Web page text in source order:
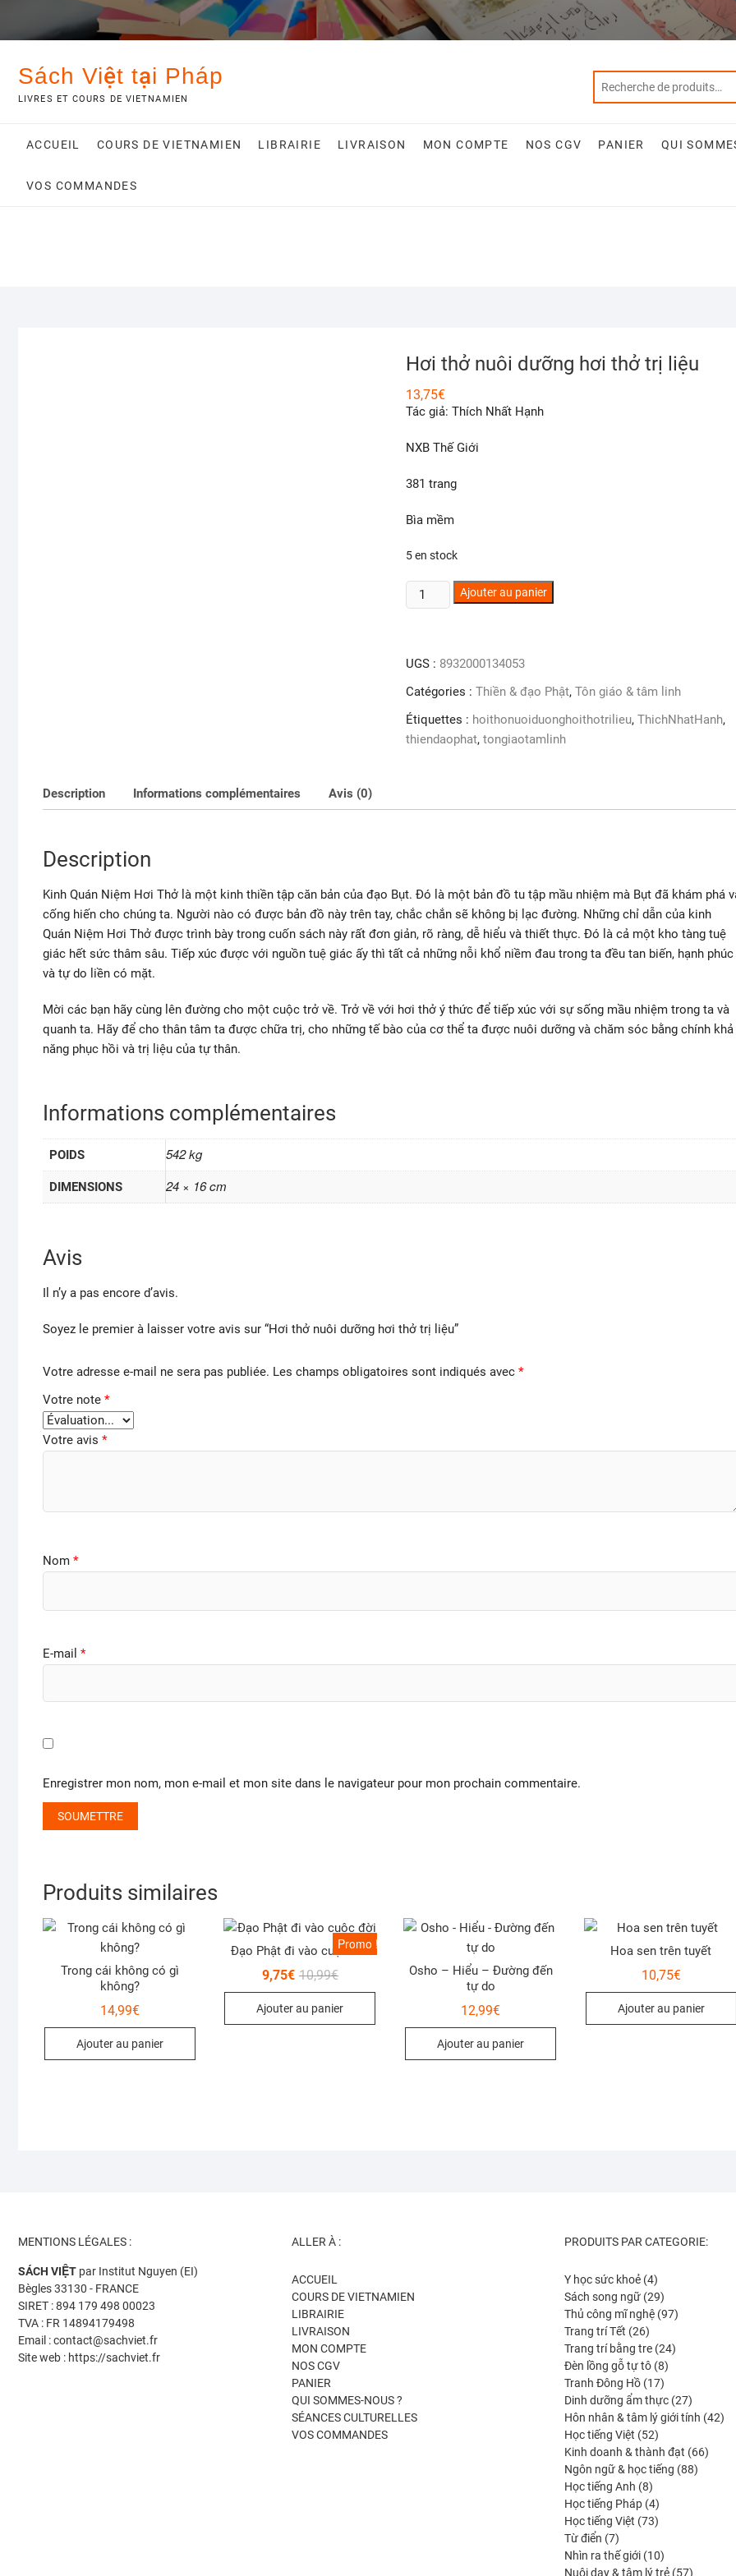
Sách Việt tại Pháp
LIVRES ET COURS DE VIETNAMIEN
ACCUEIL COURS DE VIETNAMIEN LIBRAIRIE LIVRAISON MON COMPTE NOS CGV PANIER QUI
VOS COMMANDES
Hơi thở nuôi dưỡng hơi thở trị liệu
13,75€
Tác giả: Thích Nhất Hạnh
NXB Thế Giới
381 trang
Bìa mềm
5 en stock
quantité
de
nuôi
dưỡng
thở
trị
Ajouter au panier
UGS : 8932000134053
Catégories : Thiền & đạo Phật, Tôn giáo & tâm linh
Étiquettes : hoithonuoiduonghoithotrilieu, ThichNhatHanh,
thiendaophat, tongiaotamlinh
Description Informations complémentaires Avis (0)
Description
Kinh Quán Niệm Hơi Thở là một kinh thiền tập căn bản của đạo Bụt. Đó là một bản đồ tu tập mầu nhiệm mà Bụt đã khám phá
cống hiến cho chúng ta. Người nào có được bản đồ này trên tay, chắc chắn sẽ không bị lạc đường. Những chỉ dẫn của kinh
Quán Niệm Hơi Thở được trình bày trong cuốn sách này rất đơn giản, rõ ràng, dễ hiểu và thiết thực. Đó là cả một kho tàng tuệ
giác hết sức thâm sâu. Tiếp xúc được với nguồn tuệ giác ấy thì tất cả những nỗi khổ niềm đau trong ta đều tan biến, hạnh phúc
và tự do liền có mặt.
Mời các bạn hãy cùng lên đường cho một cuộc trở về. Trở về với hơi thở ý thức để tiếp xúc với sự sống mầu nhiệm trong ta và
quanh ta. Hãy để cho thân tâm ta được chữa trị, cho những tế bào của cơ thể ta được nuôi dưỡng và chăm sóc bằng chính khả
năng phục hồi và trị liệu của tự thân.
Informations complémentaires
POIDS 542 kg
DIMENSIONS 24 × 16 cm
Avis
Il n’y a pas encore d’avis.
Soyez le premier à laisser votre avis sur “Hơi thở nuôi dưỡng hơi thở trị liệu”
Votre adresse e-mail ne sera pas publiée. Les champs obligatoires sont indiqués avec *
Votre note *
Votre avis *
Nom *
E-mail *
Enregistrer mon nom, mon e-mail et mon site dans le navigateur pour mon prochain commentaire.
Produits similaires
Trong cái không có gì
không?
14,99€
Ajouter au panier
Promo !
Đạo Phật đi vào cuộc đời
10,99€Le
était :
10,99€.
9,75€
Le
est :
9,75€.
Ajouter au panier
Osho – Hiểu – Đường đến
tự do
12,99€
Ajouter au panier
Hoa sen trên tuyết
10,75€
Ajouter au panier
MENTIONS LÉGALES :
SÁCH VIỆT par Institut Nguyen (EI)
Bègles 33130 - FRANCE
SIRET : 894 179 498 00023
TVA : FR 14894179498
Email : contact@sachviet.fr
Site web : https://sachviet.fr
ALLER À :
ACCUEIL
COURS DE VIETNAMIEN
LIBRAIRIE
LIVRAISON
MON COMPTE
NOS CGV
PANIER
QUI SOMMES-NOUS ?
SÉANCES CULTURELLES
VOS COMMANDES
PRODUITS PAR CATEGORIE:
Y học sức khoẻ 44
produits
Sách song ngữ 2929
produits
Thủ công mĩ nghệ 9797
Trang trí Tết 2626
produits
Trang trí bằng tre 2424
Đèn lồng gỗ tự tô 88
Tranh Đông Hồ 1717
produits
Dinh dưỡng ẩm thực 2727
produits
Hôn nhân & tâm lý giới tính 4242
Học tiếng Việt 5252
produits
Kinh doanh & thành đạt 6666
Ngôn ngữ & học tiếng 8888
Học tiếng Anh 88
produits
Học tiếng Pháp 44
produits
Học tiếng Việt 7373
Từ điển 77
produits
Nhìn ra thế giới 1010
produits
Nuôi dạy & tâm lý trẻ 5757